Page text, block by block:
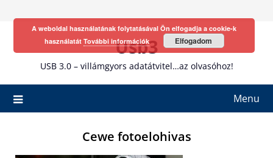
Usb3
USB 3.0 – villámgyors adatátvitel…az olvasóhoz!
Menu
Cewe fotoelohivas
A weboldal használatának folytatásával Ön elfogadja a cookie-k
használatát További információk Elfogadom